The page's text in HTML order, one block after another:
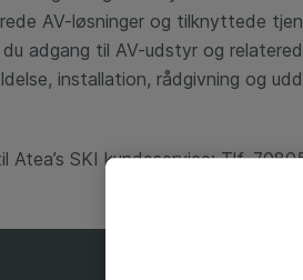
AV-løsninger og tilknyttede
adgang til AV-udstyr og
installation, rådgivning og
Atea’s SKI kundeservice: Tlf.